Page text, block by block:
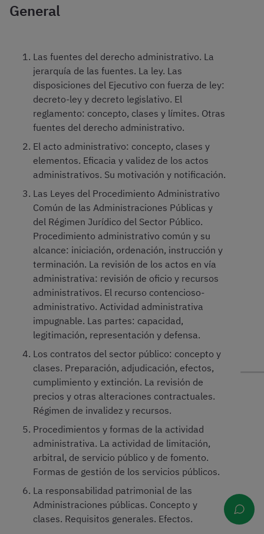
General
Las fuentes del derecho administrativo. La
jerarquía de las fuentes. La ley. Las
disposiciones del Ejecutivo con fuerza de ley:
decreto-ley y decreto legislativo. El
reglamento: concepto, clases y límites. Otras
fuentes del derecho administrativo.
El acto administrativo: concepto, clases y
elementos. Eficacia y validez de los actos
administrativos. Su motivación y notificación.
Las Leyes del Procedimiento Administrativo
Común de las Administraciones Públicas y
del Régimen Jurídico del Sector Público.
Procedimiento administrativo común y su
alcance: iniciación, ordenación, instrucción y
terminación. La revisión de los actos en vía
administrativa: revisión de oficio y recursos
administrativos. El recurso contencioso-
administrativo. Actividad administrativa
impugnable. Las partes: capacidad,
legitimación, representación y defensa.
Los contratos del sector público: concepto y
clases. Preparación, adjudicación, efectos,
cumplimiento y extinción. La revisión de
precios y otras alteraciones contractuales.
Régimen de invalidez y recursos.
Procedimientos y formas de la actividad
administrativa. La actividad de limitación,
arbitral, de servicio público y de fomento.
Formas de gestión de los servicios públicos.
La responsabilidad patrimonial de las
Administraciones públicas. Concepto y
clases. Requisitos generales. Efectos.